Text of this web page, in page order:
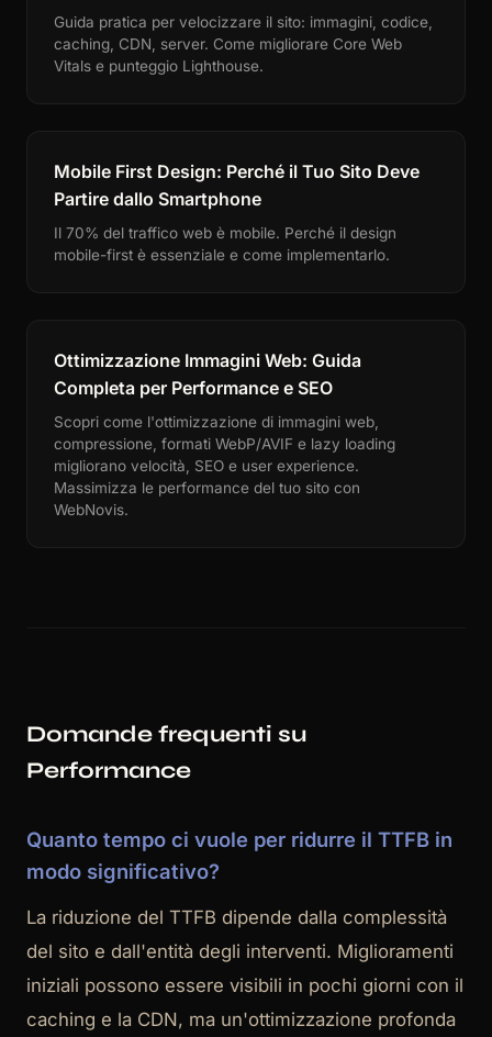
Guida pratica per velocizzare il sito: immagini, codice,
caching, CDN, server. Come migliorare Core Web
Vitals e punteggio Lighthouse.
Mobile First Design: Perché il Tuo Sito Deve
Partire dallo Smartphone
Il 70% del traffico web è mobile. Perché il design
mobile-first è essenziale e come implementarlo.
Ottimizzazione Immagini Web: Guida
Completa per Performance e SEO
Scopri come l'ottimizzazione di immagini web,
compressione, formati WebP/AVIF e lazy loading
migliorano velocità, SEO e user experience.
Massimizza le performance del tuo sito con
WebNovis.
Domande frequenti su
Performance
Quanto tempo ci vuole per ridurre il TTFB in
modo significativo?
La riduzione del TTFB dipende dalla complessità
del sito e dall'entità degli interventi. Miglioramenti
iniziali possono essere visibili in pochi giorni con il
caching e la CDN, ma un'ottimizzazione profonda